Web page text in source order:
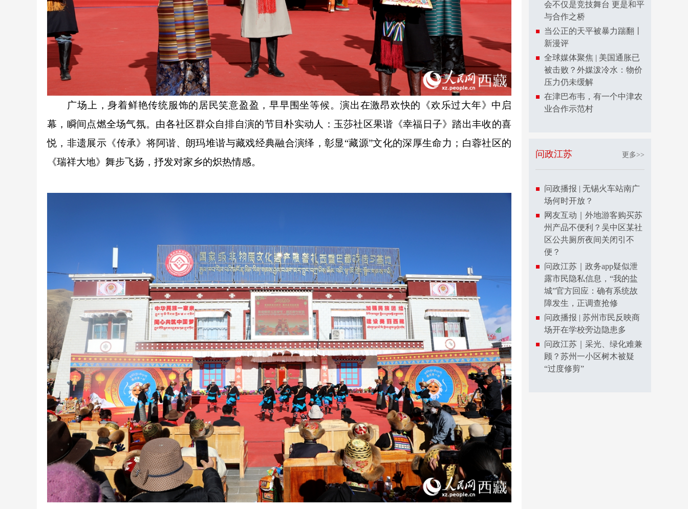
广场上，身着鲜艳传统服饰的居民笑意盈盈，早早围坐等候。演出在激昂欢快的《欢乐过大年》中启
幕，瞬间点燃全场气氛。由各社区群众自排自演的节目朴实动人：玉莎社区果谐《幸福日子》踏出丰收的喜
悦，非遗展示《传承》将阿谐、朗玛堆谐与藏戏经典融合演绎，彰显“藏源”文化的深厚生命力；白蓉社区的
《瑞祥大地》舞步飞扬，抒发对家乡的炽热情感。
会不仅是竞技舞台 更是和平
与合作之桥
当公正的天平被暴力踹翻丨
新漫评
全球媒体聚焦 | 美国通胀已
被击败？外媒泼冷水：物价
压力仍未缓解
在津巴布韦，有一个中津农
业合作示范村
问政江苏 更多>>
问政播报 | 无锡火车站南广
场何时开放？
网友互动｜外地游客购买苏
州产品不便利？吴中区某社
区公共厕所夜间关闭引不
便？
问政江苏｜政务app疑似泄
露市民隐私信息，“我的盐
城”官方回应：确有系统故
障发生，正调查抢修
问政播报 | 苏州市民反映商
场开在学校旁边隐患多
问政江苏｜采光、绿化难兼
顾？苏州一小区树木被疑
“过度修剪”